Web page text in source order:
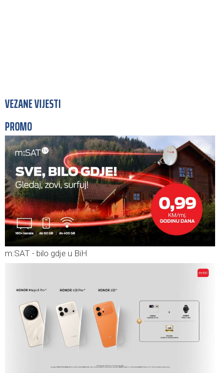
VEZANE VIJESTI
PROMO
m:SAT - bilo gdje u BiH